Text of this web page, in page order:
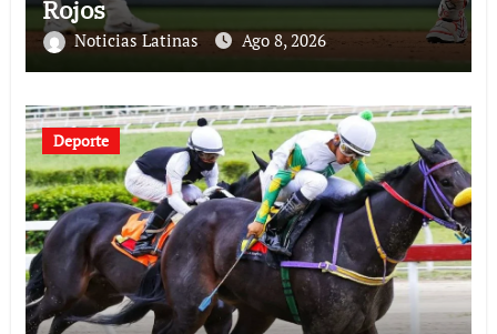
Rojos
Noticias Latinas Ago 8, 2026
Deporte